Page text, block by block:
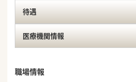
待遇
医療機関情報
職場情報